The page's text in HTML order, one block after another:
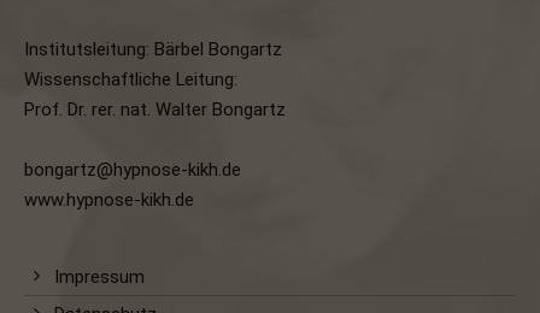
Institutsleitung: Bärbel Bongartz
Wissenschaftliche Leitung:
Prof. Dr. rer. nat. Walter Bongartz
bongartz@hypnose-kikh.de
www.hypnose-kikh.de
Impressum